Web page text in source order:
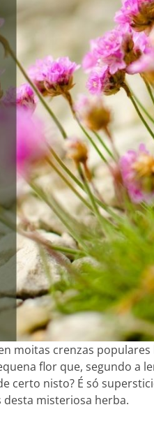
moitas crenzas populares
flor que, segundo a
certo nisto? É só
misteriosa herba.